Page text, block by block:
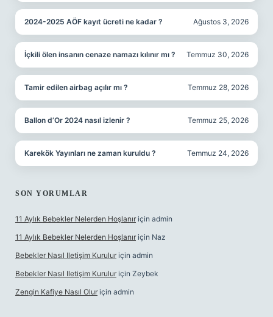
2024-2025 AÖF kayıt ücreti ne kadar ? Ağustos 3, 2026
İçkili ölen insanın cenaze namazı kılınır mı ? Temmuz 30, 2026
Tamir edilen airbag açılır mı ? Temmuz 28, 2026
Ballon d’Or 2024 nasıl izlenir ? Temmuz 25, 2026
Karekök Yayınları ne zaman kuruldu ? Temmuz 24, 2026
SON YORUMLAR
11 Aylık Bebekler Nelerden Hoşlanır için admin
11 Aylık Bebekler Nelerden Hoşlanır için Naz
Bebekler Nasıl Iletişim Kurulur için admin
Bebekler Nasıl Iletişim Kurulur için Zeybek
Zengin Kafiye Nasıl Olur için admin